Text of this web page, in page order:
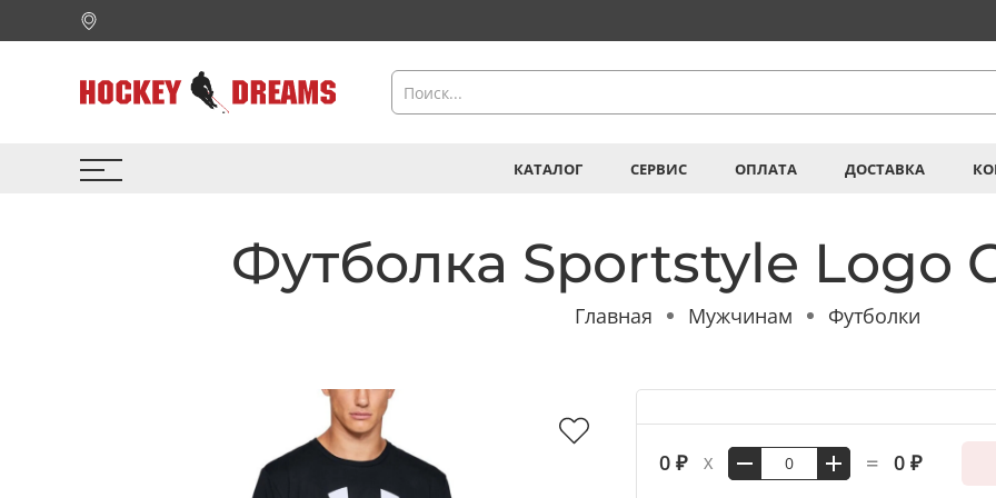
КАТАЛОГ СЕРВИС ОПЛАТА ДОСТАВКА
Футболка Sportstyle Logo
Главная Мужчинам Футболки
0 ₽ X = 0 ₽